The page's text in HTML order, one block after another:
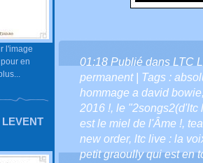
l'image
en
01:18 Publié dans LTC
permanent| Tags :
hommage a david bowie
2016 !, le "2songs2(d'ltc
est le miel de l'Âme !,
new order, ltc live : la
petit graoully qui est en